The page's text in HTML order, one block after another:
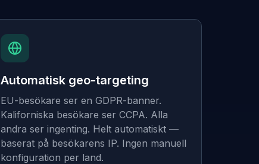
Automatisk geo-targeting
EU-besökare ser en GDPR-banner.
Kaliforniska besökare ser CCPA. Alla
andra ser ingenting. Helt automatiskt —
baserat på besökarens IP. Ingen manuell
konfiguration per land.